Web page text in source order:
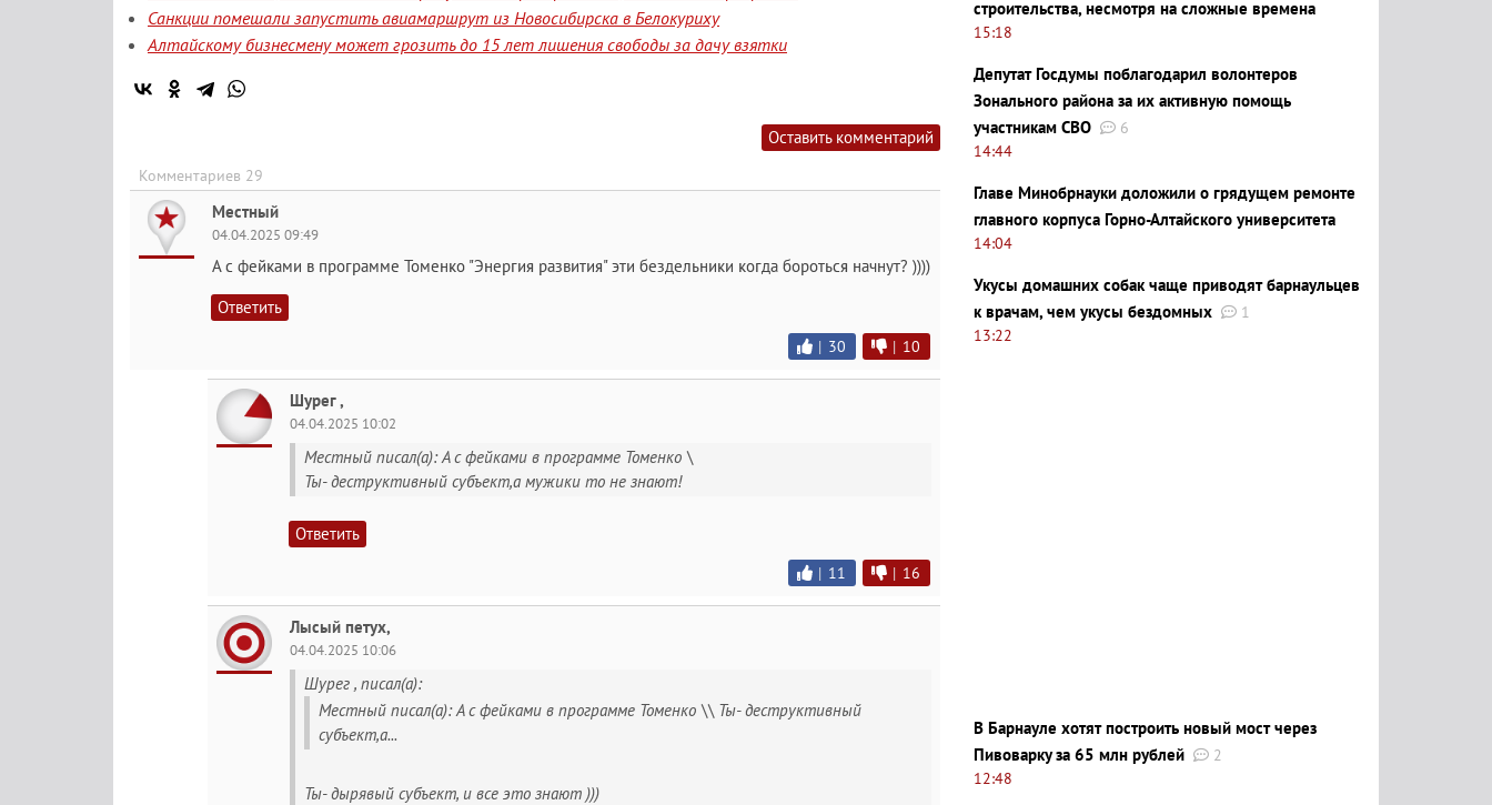
Санкции помешали запустить авиамаршрут из Новосибирска в Белокуриху
Алтайскому бизнесмену может грозить до 15 лет лишения свободы за дачу взятки
Оставить комментарий
Комментариев 29
Местный
04.04.2025 09:49
А с фейками в программе Томенко "Энергия развития" эти бездельники когда бороться начнут? ))))
Ответить
| 30 | 10
Шурег ,
04.04.2025 10:02
Местный писал(а): А с фейками в программе Томенко \
Ты- деструктивный субъект,а мужики то не знают!
Ответить
| 11 | 16
Лысый петух,
04.04.2025 10:06
Шурег , писал(а):
Местный писал(а): А с фейками в программе Томенко \\ Ты- деструктивный
субъект,а...
Ты- дырявый субъект, и все это знают )))
строительства, несмотря на сложные времена
15:18
Депутат Госдумы поблагодарил волонтеров
Зонального района за их активную помощь
участникам СВО
6
14:44
Главе Минобрнауки доложили о грядущем ремонте
главного корпуса Горно-Алтайского университета
14:04
Укусы домашних собак чаще приводят барнаульцев
к врачам, чем укусы бездомных
1
13:22
В Барнауле хотят построить новый мост через
Пивоварку за 65 млн рублей
2
12:48